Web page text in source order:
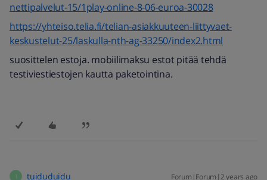
nettipalvelut-15/1play-online-8-06-euroa-30028
https://yhteiso.telia.fi/telian-asiakkuuteen-liittyvaet-
keskustelut-25/laskulla-nth-ag-33250/index2.html
suosittelen estoja. mobiilimaksu estot pitää tehdä
testiviestiestojen kautta paketointina.
T tuiduduidu Forum|Forum|2 years ago